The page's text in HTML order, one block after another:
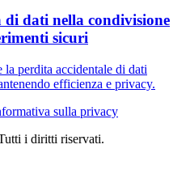
di dati nella condivisione
sicuri
perdita accidentale di dati
efficienza e privacy.
sulla privacy
i diritti riservati.